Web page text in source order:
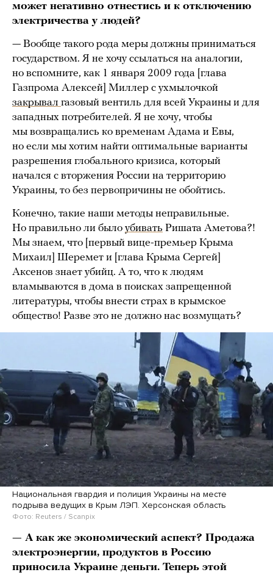
может негативно отнестись и к отключению
электричества у людей?
— Вообще такого рода меры должны приниматься
государством. Я не хочу ссылаться на аналогии,
но вспомните, как 1 января 2009 года [глава
Газпрома Алексей] Миллер с ухмылочкой
закрывал газовый вентиль для всей Украины и для
западных потребителей. Я не хочу, чтобы
мы возвращались ко временам Адама и Евы,
но если мы хотим найти оптимальные варианты
разрешения глобального кризиса, который
начался с вторжения России на территорию
Украины, то без первопричины не обойтись.
Конечно, такие наши методы неправильные.
Но правильно ли было убивать Ришата Аметова?!
Мы знаем, что [первый вице-премьер Крыма
Михаил] Шеремет и [глава Крыма Сергей]
Аксенов знает убийц. А то, что к людям
вламываются в дома в поисках запрещенной
литературы, чтобы внести страх в крымское
общество! Разве это не должно нас возмущать?
Национальная гвардия и полиция Украины на месте
подрыва ведущих в Крым ЛЭП. Херсонская область
Фото: Reuters / Scanpix
— А как же экономический аспект? Продажа
электроэнергии, продуктов в Россию
приносила Украине деньги. Теперь этой